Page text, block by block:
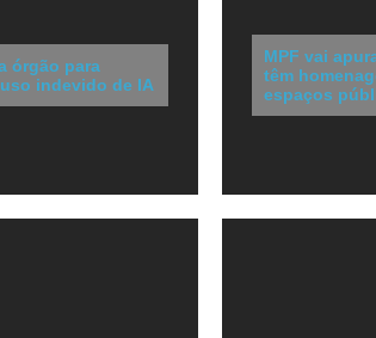
órgão para
indevido de IA
MPF vai
têm
espaços